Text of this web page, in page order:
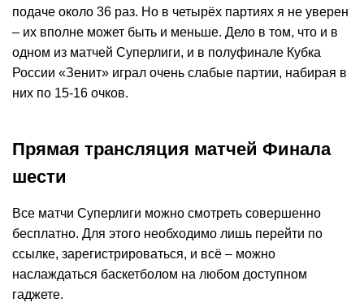
подаче около 36 раз. Но в четырёх партиях я не уверен
– их вполне может быть и меньше. Дело в том, что и в
одном из матчей Суперлиги, и в полуфинале Кубка
России «Зенит» играл очень слабые партии, набирая в
них по 15-16 очков.
Прямая трансляция матчей Финала
шести
Все матчи Суперлиги можно смотреть совершенно
бесплатно. Для этого необходимо лишь перейти по
ссылке, зарегистрироваться, и всё – можно
наслаждаться баскетболом на любом доступном
гаджете.